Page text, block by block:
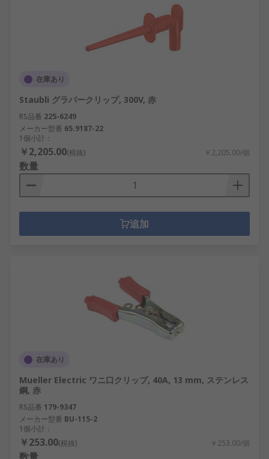
在庫あり
Staubli グラバークリップ, 300V, 赤
RS品番 225-6249
メーカー型番 65.9187-22
1個小計：
￥2,205.00(税抜) ￥2,205.00/個
数量
追加
在庫あり
Mueller Electric ワニ口クリップ, 40A, 13 mm, ステンレス
鋼, 赤
RS品番 179-9347
メーカー型番 BU-115-2
1個小計：
￥253.00(税抜) ￥253.00/個